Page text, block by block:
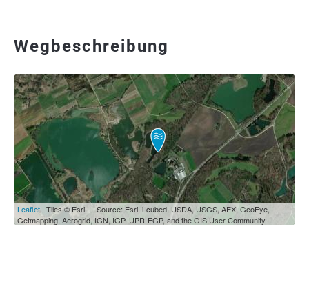
Wegbeschreibung
Leaflet | Tiles © Esri — Source: Esri, i-cubed, USDA, USGS, AEX, GeoEye,
Getmapping, Aerogrid, IGN, IGP, UPR-EGP, and the GIS User Community